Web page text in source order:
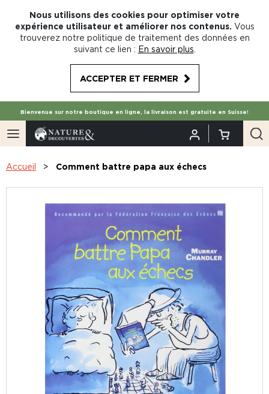
Nous utilisons des cookies pour optimiser votre
expérience utilisateur et améliorer nos contenus. Vous
trouverez notre politique de traitement des données en
suivant ce lien : En savoir plus
ACCEPTER ET FERMER
Bienvenue sur notre boutique en ligne, la livraison est gratuite en Suisse!
Accueil Comment battre papa aux échecs